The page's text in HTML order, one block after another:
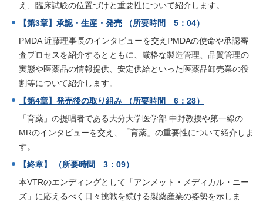
え、臨床試験の位置づけと重要性について紹介します。
【第3章】承認・生産・発売 （所要時間 5：04）
PMDA 近藤理事長のインタビューを交えPMDAの使命や承認審
査プロセスを紹介するとともに、厳格な製造管理、品質管理の
実態や医薬品の情報提供、安定供給といった医薬品卸売業の役
割等について紹介します。
【第4章】発売後の取り組み （所要時間 6：28）
「育薬」の提唱者である大分大学医学部 中野教授や第一線の
MRのインタビューを交え、「育薬」の重要性について紹介しま
す。
【終章】 （所要時間 3：09）
本VTRのエンディングとして「アンメット・メディカル・ニー
ズ」に応えるべく日々挑戦を続ける製薬産業の姿勢を示しま